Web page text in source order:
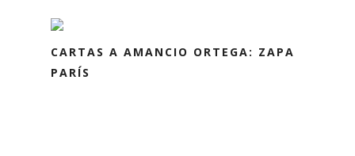
CARTAS A AMANCIO ORTEGA: ZAPA
PARÍS